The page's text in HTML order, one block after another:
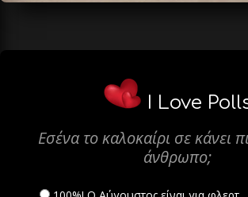
I Love
Εσένα το καλοκαίρι σε κάνει
άνθρωπο;